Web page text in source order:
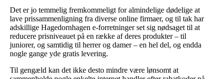
Det er jo temmelig fremkommeligt for almindelige dødelige at
lave prissammenligning fra diverse online firmaer, og til tak har
adskillige Hagedornhagen e-forretninger set sig nødsaget til at
reducere prisniveauet på en række af deres produkter – til
juniorer, og samtidig til herrer og damer – en hel del, og endda
nogle gange yde gratis levering.
Til gengæld kan det ikke desto mindre være lønsomt at